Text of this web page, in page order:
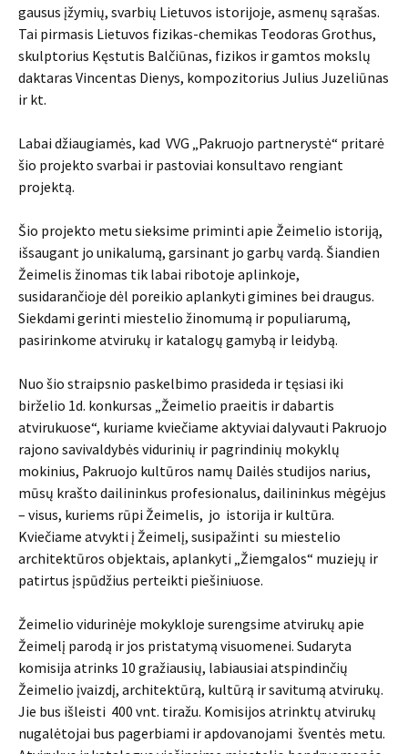
gausus įžymių, svarbių Lietuvos istorijoje, asmenų sąrašas.
Tai pirmasis Lietuvos fizikas-chemikas Teodoras Grothus,
skulptorius Kęstutis Balčiūnas, fizikos ir gamtos mokslų
daktaras Vincentas Dienys, kompozitorius Julius Juzeliūnas
ir kt.
Labai džiaugiamės, kad VVG „Pakruojo partnerystė“ pritarė
šio projekto svarbai ir pastoviai konsultavo rengiant
projektą.
Šio projekto metu sieksime priminti apie Žeimelio istoriją,
išsaugant jo unikalumą, garsinant jo garbų vardą. Šiandien
Žeimelis žinomas tik labai ribotoje aplinkoje,
susidarančioje dėl poreikio aplankyti gimines bei draugus.
Siekdami gerinti miestelio žinomumą ir populiarumą,
pasirinkome atvirukų ir katalogų gamybą ir leidybą.
Nuo šio straipsnio paskelbimo prasideda ir tęsiasi iki
birželio 1d. konkursas „Žeimelio praeitis ir dabartis
atvirukuose“, kuriame kviečiame aktyviai dalyvauti Pakruojo
rajono savivaldybės vidurinių ir pagrindinių mokyklų
mokinius, Pakruojo kultūros namų Dailės studijos narius,
mūsų krašto dailininkus profesionalus, dailininkus mėgėjus
– visus, kuriems rūpi Žeimelis, jo istorija ir kultūra.
Kviečiame atvykti į Žeimelį, susipažinti su miestelio
architektūros objektais, aplankyti „Žiemgalos“ muziejų ir
patirtus įspūdžius perteikti piešiniuose.
Žeimelio vidurinėje mokykloje surengsime atvirukų apie
Žeimelį parodą ir jos pristatymą visuomenei. Sudaryta
komisija atrinks 10 gražiausių, labiausiai atspindinčių
Žeimelio įvaizdį, architektūrą, kultūrą ir savitumą atvirukų.
Jie bus išleisti 400 vnt. tiražu. Komisijos atrinktų atvirukų
nugalėtojai bus pagerbiami ir apdovanojami šventės metu.